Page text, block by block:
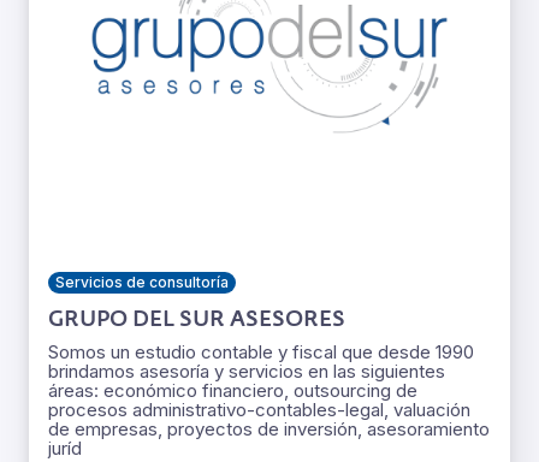
Servicios de consultoría
GRUPO DEL SUR ASESORES
Somos un estudio contable y fiscal que desde 1990
brindamos asesoría y servicios en las siguientes
áreas: económico financiero, outsourcing de
procesos administrativo-contables-legal, valuación
de empresas, proyectos de inversión, asesoramiento
juríd